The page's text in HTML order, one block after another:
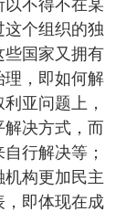
不得不在某
个组织的独
些国家又拥有
理，即如何解
亚问题上，
决方式，而
行解决等；
构更加民主
，即体现在成